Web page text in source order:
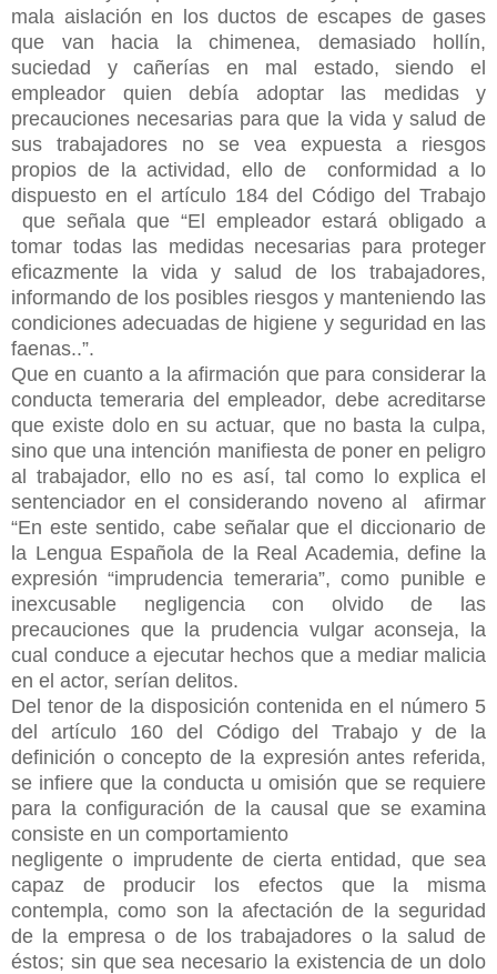
mala aislación en los ductos de escapes de gases
que van hacia la chimenea, demasiado hollín,
suciedad y cañerías en mal estado, siendo el
empleador quien debía adoptar las medidas y
precauciones necesarias para que la vida y salud de
sus trabajadores no se vea expuesta a riesgos
propios de la actividad, ello de conformidad a lo
dispuesto en el artículo 184 del Código del Trabajo
que señala que “El empleador estará obligado a
tomar todas las medidas necesarias para proteger
eficazmente la vida y salud de los trabajadores,
informando de los posibles riesgos y manteniendo las
condiciones adecuadas de higiene y seguridad en las
faenas..”.
Que en cuanto a la afirmación que para considerar la
conducta temeraria del empleador, debe acreditarse
que existe dolo en su actuar, que no basta la culpa,
sino que una intención manifiesta de poner en peligro
al trabajador, ello no es así, tal como lo explica el
sentenciador en el considerando noveno al afirmar
“En este sentido, cabe señalar que el diccionario de
la Lengua Española de la Real Academia, define la
expresión “imprudencia temeraria”, como punible e
inexcusable negligencia con olvido de las
precauciones que la prudencia vulgar aconseja, la
cual conduce a ejecutar hechos que a mediar malicia
en el actor, serían delitos.
Del tenor de la disposición contenida en el número 5
del artículo 160 del Código del Trabajo y de la
definición o concepto de la expresión antes referida,
se infiere que la conducta u omisión que se requiere
para la configuración de la causal que se examina
consiste en un comportamiento
negligente o imprudente de cierta entidad, que sea
capaz de producir los efectos que la misma
contempla, como son la afectación de la seguridad
de la empresa o de los trabajadores o la salud de
éstos; sin que sea necesario la existencia de un dolo